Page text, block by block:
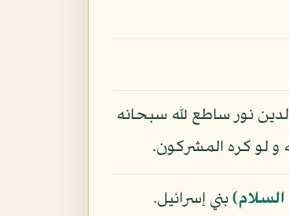
نور ساطع لله سبحانه
و لو كره المشركون.
بني إسرائيل.